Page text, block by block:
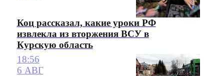
Коц рассказал, какие уроки РФ
извлекла из вторжения ВСУ в
Курскую область
18:56
6 АВГ